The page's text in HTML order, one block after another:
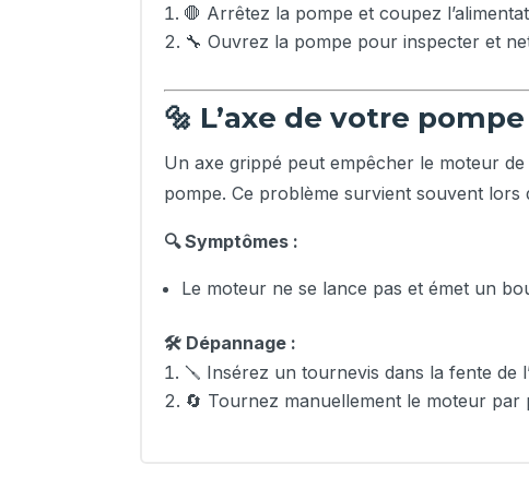
🛑 Arrêtez la pompe et coupez
🔧 Ouvrez la pompe pour inspecter et
🔩 L’axe de votre
Un axe grippé peut empêcher le moteur
pompe. Ce problème survient souvent lors
🔍 Symptômes :
Le moteur ne se lance pas et émet un
🛠️ Dépannage :
🪛 Insérez un tournevis dans la fente de
🔄 Tournez manuellement le moteur